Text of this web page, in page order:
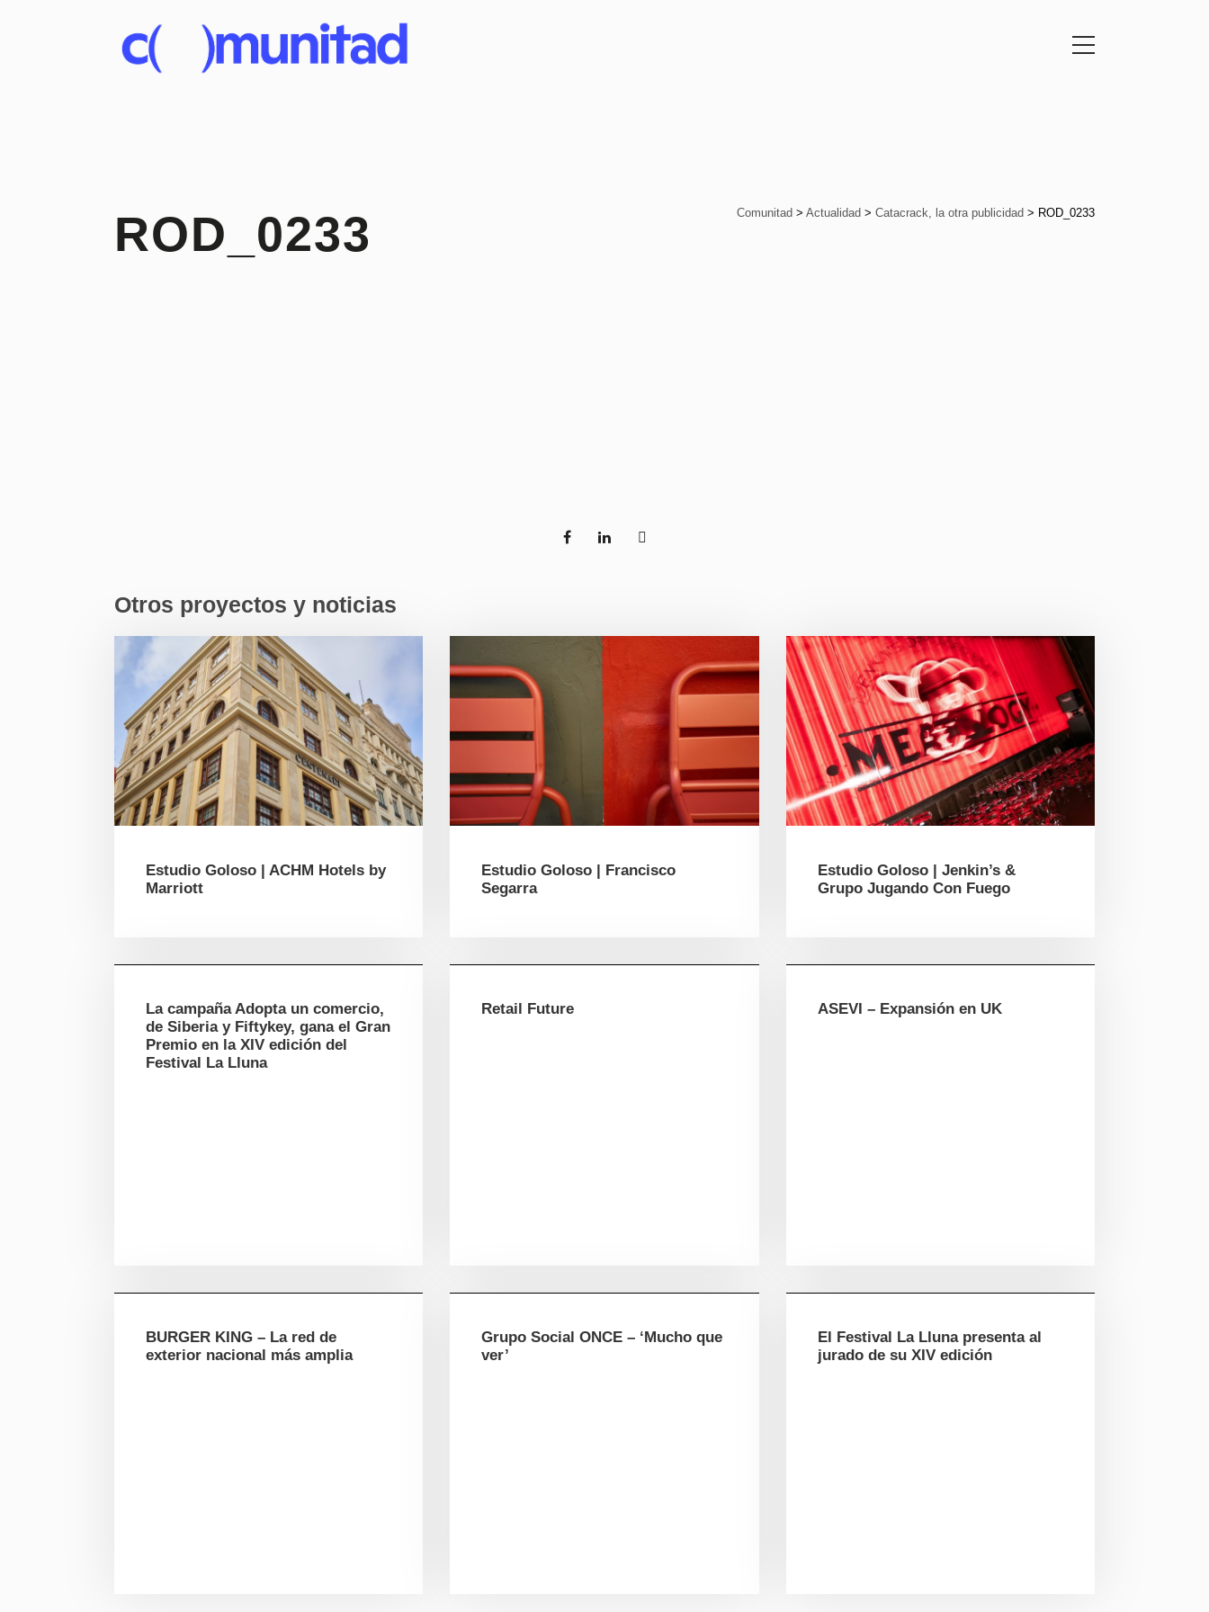
Comunitad > Actualidad > Catacrack, la otra publicidad > ROD_0233
ROD_0233
Otros proyectos y noticias
Estudio Goloso | ACHM Hotels by
Marriott
Estudio Goloso | Francisco
Segarra
Estudio Goloso | Jenkin’s &
Grupo Jugando Con Fuego
La campaña Adopta un comercio,
de Siberia y Fiftykey, gana el Gran
Premio en la XIV edición del
Festival La Lluna
Retail Future ASEVI – Expansión en UK
BURGER KING – La red de
exterior nacional más amplia
Grupo Social ONCE – ‘Mucho que
ver’
El Festival La Lluna presenta al
jurado de su XIV edición